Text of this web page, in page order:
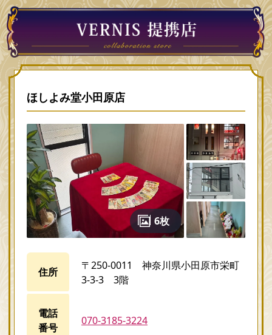
ほしよみ堂小田原店
6枚
住所
〒250-0011 神奈川県小田原市栄町
3-3-3 3階
電話
番号
070-3185-3224